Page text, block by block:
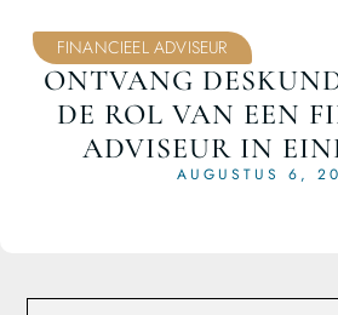
FINANCIEEL ADVISEUR
ONTVANG
DE ROL VAN EEN
ADVISEUR IN
AUGUSTUS 6,